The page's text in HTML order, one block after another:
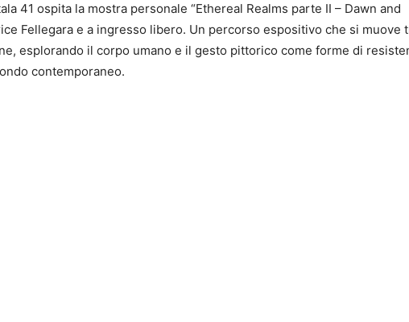
41 ospita la mostra personale “Ethereal Realms parte II – Dawn and
Fellegara e a ingresso libero. Un percorso espositivo che si muove
esplorando il corpo umano e il gesto pittorico come forme di
contemporaneo.